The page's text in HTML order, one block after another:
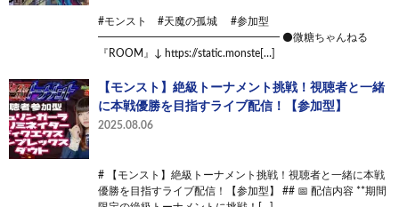
#モンスト #天魔の孤城 #参加型
━━━━━━━━━━━━━━━━━ ⚫️微糖ちゃんねる
『ROOM』↓ https://static.monste[…]
【モンスト】絶級トーナメント挑戦！視聴者と一緒
に本戦優勝を目指すライブ配信！【参加型】
2025.08.06
# 【モンスト】絶級トーナメント挑戦！視聴者と一緒に本戦
優勝を目指すライブ配信！【参加型】 ## 📅 配信内容 **期間